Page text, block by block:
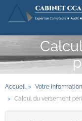
Accueil Votre information
Calcul du versement